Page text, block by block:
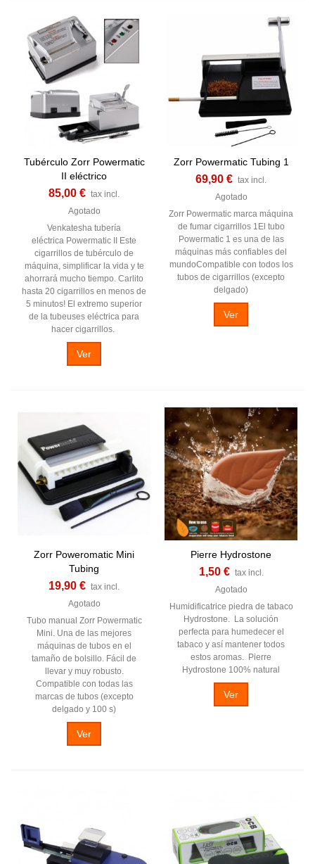
Tubérculo Zorr Powermatic
II eléctrico
85,00 € tax incl.
Agotado
Venkatesha tubería
eléctrica Powermatic II Este
cigarrillos de tubérculo de
máquina, simplificar la vida y te
ahorrará mucho tiempo. Carlito
hasta 20 cigarrillos en menos de
5 minutos! El extremo superior
de la tubeuses eléctrica para
hacer cigarrillos.
Ver
Zorr Powermatic Tubing 1
69,90 € tax incl.
Agotado
Zorr Powermatic marca máquina
de fumar cigarrillos 1El tubo
Powermatic 1 es una de las
máquinas más confiables del
mundoCompatible con todos los
tubos de cigarrillos (excepto
delgado)
Ver
Zorr Poweromatic Mini
Tubing
19,90 € tax incl.
Agotado
Tubo manual Zorr Powermatic
Mini. Una de las mejores
máquinas de tubos en el
tamaño de bolsillo. Fácil de
llevar y muy robusto.
Compatible con todas las
marcas de tubos (excepto
delgado y 100 s)
Ver
Pierre Hydrostone
1,50 € tax incl.
Agotado
Humidificatrice piedra de tabaco
Hydrostone. La solución
perfecta para humedecer el
tabaco y así mantener todos
estos aromas. Pierre
Hydrostone 100% natural
Ver